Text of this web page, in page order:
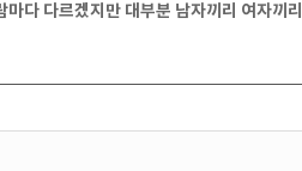
다 다르겠지만 대부분 남자끼리 여자